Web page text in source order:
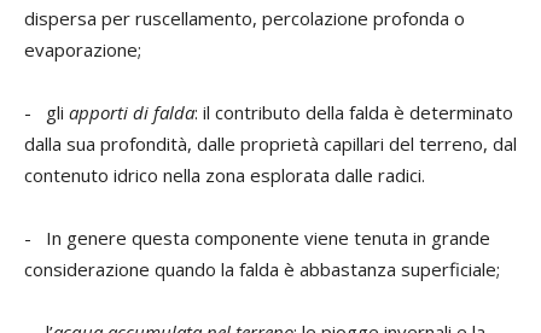
dispersa per ruscellamento, percolazione profonda o
evaporazione;
- gli apporti di falda: il contributo della falda è determinato
dalla sua profondità, dalle proprietà capillari del terreno, dal
contenuto idrico nella zona esplorata dalle radici.
- In genere questa componente viene tenuta in grande
considerazione quando la falda è abbastanza superficiale;